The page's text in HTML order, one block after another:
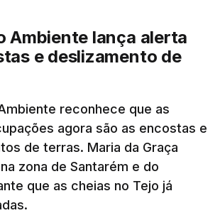
Ambiente lança alerta
e deslizamento de
reconhece que as
agora são as encostas e
de terras. Maria da Graça
zona de Santarém e do
que as cheias no Tejo já